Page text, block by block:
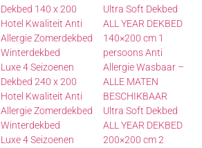
Dekbed 140 x 200
Hotel Kwaliteit Anti
Allergie Zomerdekbed
Winterdekbed
Luxe 4 Seizoenen
Dekbed 240 x 200
Hotel Kwaliteit Anti
Allergie Zomerdekbed
Winterdekbed
Luxe 4 Seizoenen
Ultra Soft Dekbed
ALL YEAR DEKBED
140×200 cm 1
persoons Anti
Allergie Wasbaar –
ALLE MATEN
BESCHIKBAAR
Ultra Soft Dekbed
ALL YEAR DEKBED
200×200 cm 2